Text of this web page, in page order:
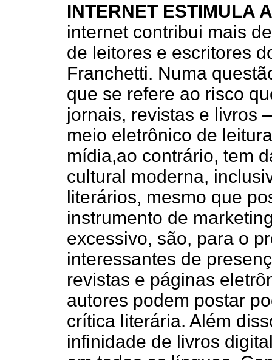
INTERNET ESTIMULA
internet contribui mais
de leitores e escritores
Franchetti. Numa
que se refere ao risco
jornais, revistas e livros
meio eletrônico de
mídia,ao contrário, tem
cultural moderna,
literários, mesmo que
instrumento de
excessivo, são, para o
interessantes de
revistas e páginas
autores podem postar
crítica literária. Além
infinidade de livros